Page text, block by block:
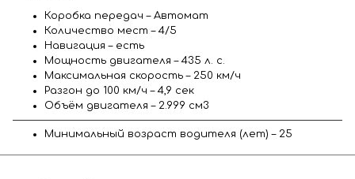
Коробка передач – Автомат
Количество мест – 4/5
Навигация – есть
Мощность двигателя – 435 л. с.
Максимальная скорость – 250 км/ч
Разгон до 100 км/ч – 4,9 сек
Объём двигателя – 2.999 см3
Минимальный возраст водителя (лет) – 25